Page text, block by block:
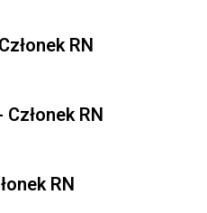
RN
Członek RN
RN